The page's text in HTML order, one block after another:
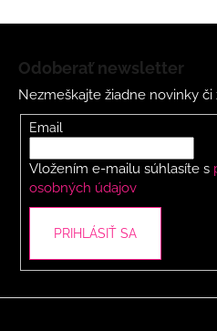
p
r
y
s
u
Odoberať newsletter
Nezmeškajte žiadne novinky či
Email
Vložením e-mailu súhlasíte s
osobných údajov
PRIHLÁSIŤ SA